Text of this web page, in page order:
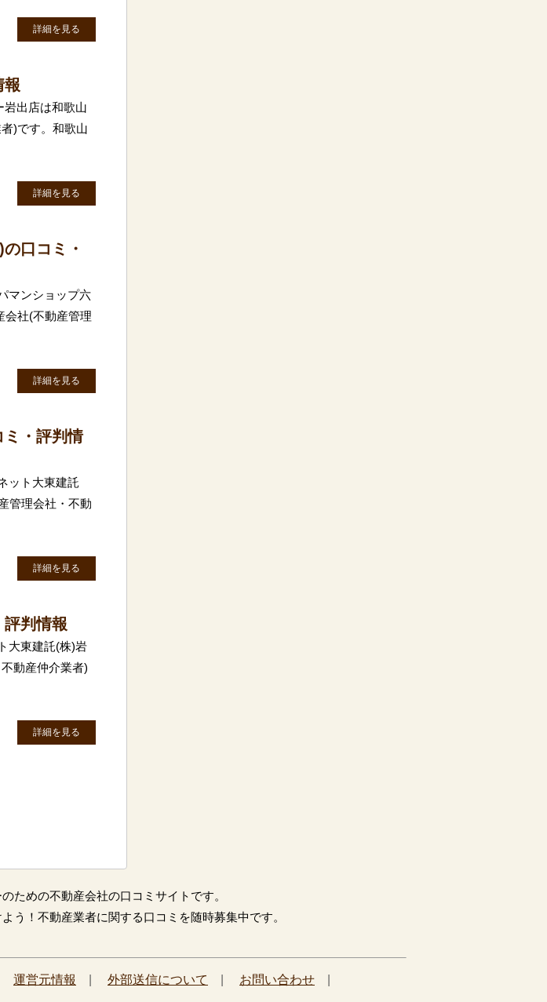
詳細を見る
報
岩出店は和歌山
)です。和歌山
詳細を見る
口コミ・
マンショップ六
会社(不動産管理
詳細を見る
ミ・評判情
ット大東建託
管理会社・不動
詳細を見る
判情報
大東建託(株)岩
動産仲介業者)
詳細を見る
ための不動産会社の口コミサイトです。
う！不動産業者に関する口コミを随時募集中です。
運営元情報 外部送信について お問い合わせ